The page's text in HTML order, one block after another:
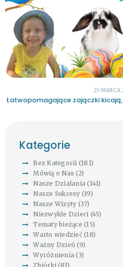
25 MARCA
Łatwopomagające zajączki
Kategorie
Bez Kategorii (181)
Mówią o Nas (2)
Nasze Działania (141)
Nasze Sukcesy (19)
Nasze Wizyty (37)
Niezwykłe Dzieci (45)
Tematy bieżące (15)
Warto wiedzieć(18)
Ważny Dzień (9)
Wyróżnienia (3)
Zbiórki (81)